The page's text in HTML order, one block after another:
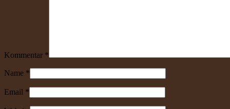
Kommentar *
Name *
Email *